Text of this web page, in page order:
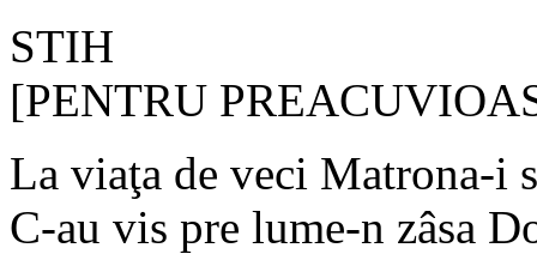
STIH
[PENTRU
La viaţa de veci Matrona-i
C-au vis pre lume-n zâsa